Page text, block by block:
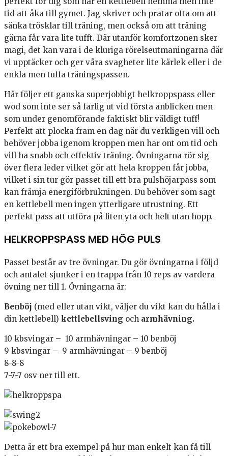
tid att åka till gymet. Jag skriver och pratar ofta om att
sänka trösklar till träning, men också om att träning
gärna får vara lite tufft. Där utanför komfortzonen sker
magi, det kan vara i de kluriga rörelseutmaningarna där
vi upptäcker och ger våra svagheter lite kärlek eller i de
enkla men tuffa träningspassen.
Här följer ett ganska superjobbigt helkroppspass eller
wod som inte ser så farlig ut vid första anblicken men
som under genomförande faktiskt blir väldigt tuff!
Perfekt att plocka fram en dag när du verkligen vill och
behöver jobba igenom kroppen men har ont om tid och
vill ha snabb och effektiv träning. Övningarna rör sig
över flera leder vilket gör att hela kroppen får jobba,
vilket i sin tur gör passet till ett bra pulshöjarpass som
kan främja energiförbrukningen. Du behöver som sagt
en kettlebell men ingen ytterligare utrustning. Ett
perfekt pass att utföra på liten yta och helt utan hopp.
HELKROPPSPASS MED HÖG PULS
Passet består av tre övningar. Du gör övningarna i följd
och antalet sjunker i en trappa från 10 reps av vardera
övning ner till 1. Övningarna är:
Benböj (med eller utan vikt, väljer du vikt kan du hålla i
din kettlebell) kettlebellsving och armhävning.
10 kbsvingar – 10 armhävningar – 10 benböj
9 kbsvingar – 9 armhävningar – 9 benböj
8-8-8
7-7-7 osv ner till ett.
Detta är ett bra exempel på hur man enkelt kan få till